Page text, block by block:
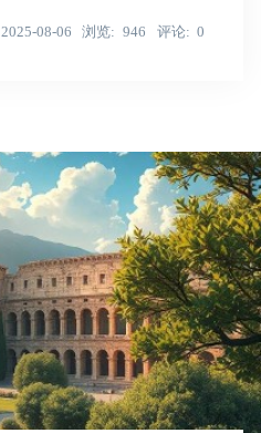
2025-08-06 浏览 946 评论 0